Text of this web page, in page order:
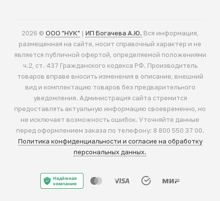
2026 © ООО "НУК" | ИП Богачева А.Ю. Вся информация,
размещенная на сайте, носит справочный характер и не
является публичной офертой, определяемой положениями
ч.2, ст. 437 Гражданского кодекса РФ. Производитель
товаров вправе вносить изменения в описание, внешний
вид и комплектацию товаров без предварительного
уведомления. Администрация сайта стремится
предоставлять актуальную информацию своевременно, но
не исключает возможность ошибок. Уточняйте данные
перед оформлением заказа по телефону: 8 800 550 37 00.
Политика конфиденциальности и согласие на обработку
персональных данных.